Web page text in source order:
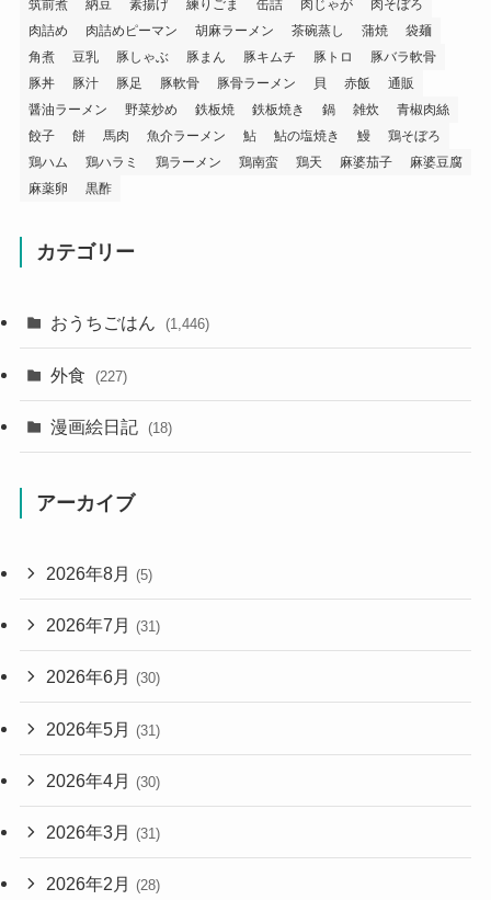
筑前煮 納豆 素揚げ 練りごま 缶詰 肉じゃが
肉そぼろ
肉詰め
肉詰めピーマン 胡麻ラーメン 茶碗蒸し 蒲焼
袋麺
角煮
豆乳 豚しゃぶ 豚まん 豚キムチ 豚トロ
豚バラ軟骨
豚丼
豚汁 豚足 豚軟骨 豚骨ラーメン 貝 赤飯
通販
醤油ラーメン
野菜炒め 鉄板焼 鉄板焼き 鍋 雑炊
青椒肉絲
餃子
餅 馬肉 魚介ラーメン 鮎 鮎の塩焼き 鰻
鶏そぼろ
鶏ハム
鶏ハラミ 鶏ラーメン 鶏南蛮 鶏天 麻婆茄子
麻婆豆腐
麻薬卵
黒酢
カテゴリー
おうちごはん (1,446)
外食 (227)
漫画絵日記 (18)
アーカイブ
2026年8月 (5)
2026年7月 (31)
2026年6月 (30)
2026年5月 (31)
2026年4月 (30)
2026年3月 (31)
2026年2月 (28)